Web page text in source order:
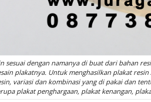
sesuai dengan namanya di buat dari bahan
plakatnya. Untuk menghasilkan plakat
variasi dan kombinasi yang di pakai dan
plakat penghargaan, plakat kenangan,